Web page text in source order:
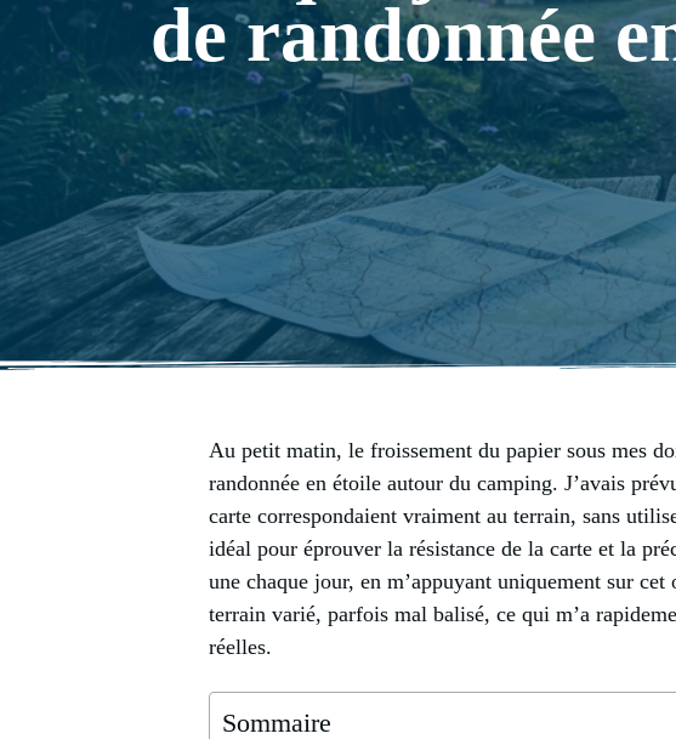
de randonnée
Au petit matin, le froissement du papier sous mes
randonnée en étoile autour du camping. J’avais
carte correspondaient vraiment au terrain, sans
idéal pour éprouver la résistance de la carte et la
une chaque jour, en m’appuyant uniquement sur
terrain varié, parfois mal balisé, ce qui m’a
réelles.
Sommaire